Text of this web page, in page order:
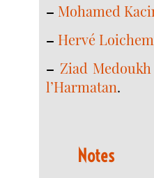
– Mohamed
– Hervé
– Ziad Medoukh
l’Harmatan.
Notes